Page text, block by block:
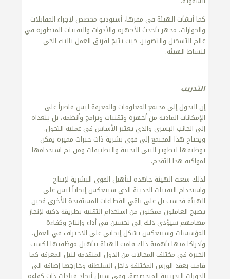
كما أنشأت الهيئة في مقرها، أستوديو مخصص لإجراء المقابلات
والحوارات، مجهز بأحدث الأجهزة والأدوات والتقنيات المتطورة في
عالم التسجيل والتصوير، حيث يتيح لفريق العمل بالبث الحي
لنشاط الهيئة.
التدريب
إن التحول إلى مجتمع المعلومات والمعرفة ليس قاصراً على
الإمكانات المادية من أجهزة وتقنيات وبرامج وأنظمة، بل يتعداه
إلى الجانب البشري والذي يعتبر الأساس في عملية التحول.
ويحتاج هذا المجتمع إلى قوى بشرية ذات خبرات مميزة يمكن
توظيفها لتطوير البنى التحتية والتطبيقات ومن ثم استخدامها
لمواكبة هذا التقدم.
لذلك سعت الهيئة جاهدة لتأهيل القوى البشرية لإنتاج
واستخدام التقنيات الحديثة الذي سينعكس إيجاباً ليس على
الهيئة فحسب بل على باقي القطاعات المستفيدة الأخرى فحين
يصبح العاملون ممكنون من استخدام التقنية بطريقة ذكية لإنجاز
مهامهم سيؤدي ذلك إلى تحسين في أداء وإنتاج وكفاءة
المؤسسات وسينعكس بشكل إيجابي على الاحتراف في العمل،
وأدراكا منها بأهمية ذلك قامت الهيئة بتأهيل موظفيها لكسب
الخبرة في مختلف المجالات من الدول المتقدمة لنيل المعرفة كما
قامت بعقد الورش المختلفة داخل السلطنة وخارجها إضافة الى
الدورات التدريبية المتخصصة، وفي سبيل أيجاد قيادات ذات كفاءة